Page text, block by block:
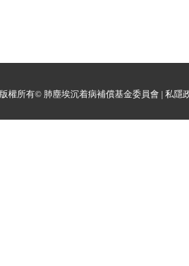
版權所有© 肺塵埃沉着病補償基金委員會 | 私隱